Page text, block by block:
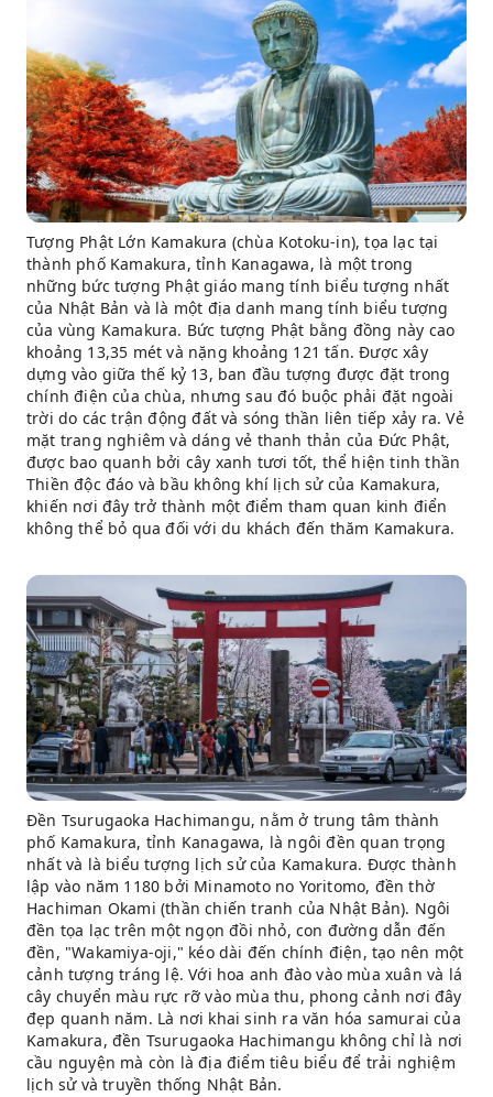
Tượng Phật Lớn Kamakura (chùa Kotoku-in), tọa lạc tại
thành phố Kamakura, tỉnh Kanagawa, là một trong
những bức tượng Phật giáo mang tính biểu tượng nhất
của Nhật Bản và là một địa danh mang tính biểu tượng
của vùng Kamakura. Bức tượng Phật bằng đồng này cao
khoảng 13,35 mét và nặng khoảng 121 tấn. Được xây
dựng vào giữa thế kỷ 13, ban đầu tượng được đặt trong
chính điện của chùa, nhưng sau đó buộc phải đặt ngoài
trời do các trận động đất và sóng thần liên tiếp xảy ra. Vẻ
mặt trang nghiêm và dáng vẻ thanh thản của Đức Phật,
được bao quanh bởi cây xanh tươi tốt, thể hiện tinh thần
Thiền độc đáo và bầu không khí lịch sử của Kamakura,
khiến nơi đây trở thành một điểm tham quan kinh điển
không thể bỏ qua đối với du khách đến thăm Kamakura.
Đền Tsurugaoka Hachimangu, nằm ở trung tâm thành
phố Kamakura, tỉnh Kanagawa, là ngôi đền quan trọng
nhất và là biểu tượng lịch sử của Kamakura. Được thành
lập vào năm 1180 bởi Minamoto no Yoritomo, đền thờ
Hachiman Okami (thần chiến tranh của Nhật Bản). Ngôi
đền tọa lạc trên một ngọn đồi nhỏ, con đường dẫn đến
đền, "Wakamiya-oji," kéo dài đến chính điện, tạo nên một
cảnh tượng tráng lệ. Với hoa anh đào vào mùa xuân và lá
cây chuyển màu rực rỡ vào mùa thu, phong cảnh nơi đây
đẹp quanh năm. Là nơi khai sinh ra văn hóa samurai của
Kamakura, đền Tsurugaoka Hachimangu không chỉ là nơi
cầu nguyện mà còn là địa điểm tiêu biểu để trải nghiệm
lịch sử và truyền thống Nhật Bản.